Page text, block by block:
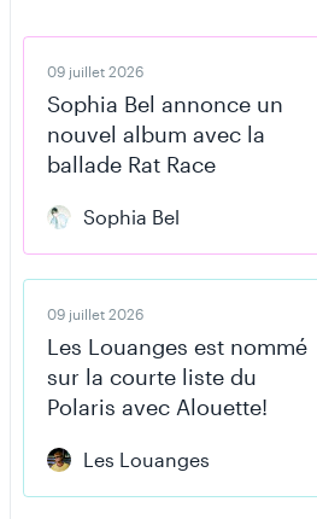
09 juillet 2026
Sophia Bel annonce un
nouvel album avec la
ballade Rat Race
Sophia Bel
09 juillet 2026
Les Louanges est nommé
sur la courte liste du
Polaris avec Alouette!
Les Louanges